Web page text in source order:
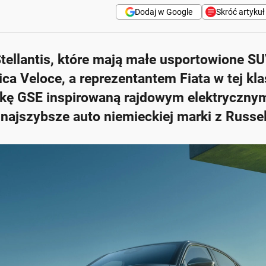
Skróć artykuł
Dodaj w Google
rajdowym prototypem.
345 Nm, osiągając 100 km/h w 5,9 sekundy.
20-calowymi felgami oraz specjalnymi oponami Michelin
detalami oraz sportowymi fotelami z Alcantary.
które mają małe usportowione
Veloce, a reprezentantem Fiata w tej
GSE inspirowaną rajdowym
auto niemieckiej marki z